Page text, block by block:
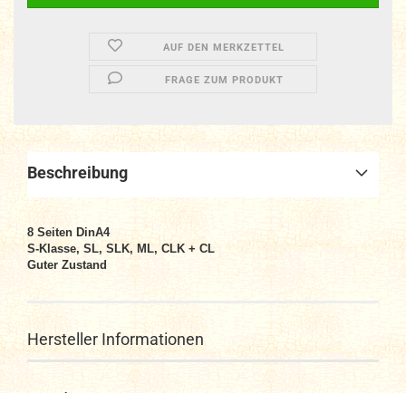
AUF DEN MERKZETTEL
FRAGE ZUM PRODUKT
Beschreibung
8 Seiten DinA4
S-Klasse, SL, SLK, ML, CLK + CL
Guter Zustand
Hersteller Informationen